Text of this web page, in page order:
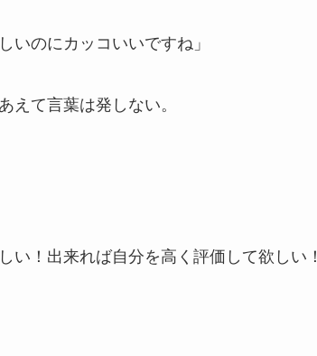
のにカッコいいですね」
て言葉は発しない。
い！出来れば自分を高く評価して欲しい！